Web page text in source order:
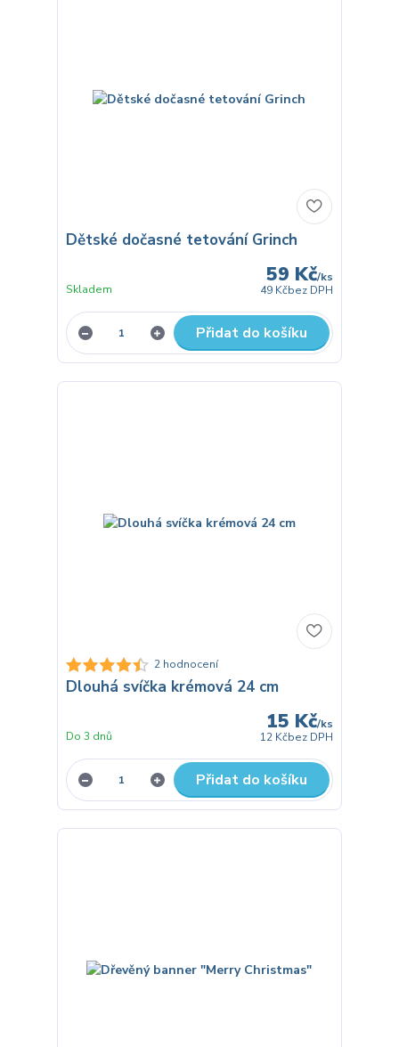
Dětské dočasné tetování Grinch
59 Kč/ks
49 Kčbez DPH
Skladem
Přidat do košíku
2 hodnocení
Dlouhá svíčka krémová 24 cm
15 Kč/ks
12 Kčbez DPH
Do 3 dnů
Přidat do košíku